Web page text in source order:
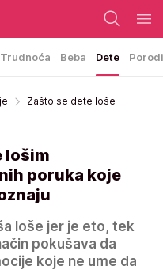
Trudnoća Beba Dete
Zašto se dete loše
lošim
poruka koje
loše jer je eto, tek
pokušava da
koje ne ume da